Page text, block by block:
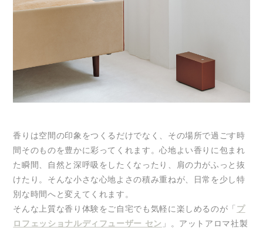
香りは空間の印象をつくるだけでなく、その場所で過ごす時
間そのものを豊かに彩ってくれます。心地よい香りに包まれ
た瞬間、自然と深呼吸をしたくなったり、肩の力がふっと抜
けたり。そんな小さな心地よさの積み重ねが、日常を少し特
別な時間へと変えてくれます。
そんな上質な香り体験をご自宅でも気軽に楽しめるのが「プ
ロフェッショナルディフューザー セン 」。アットアロマ社製